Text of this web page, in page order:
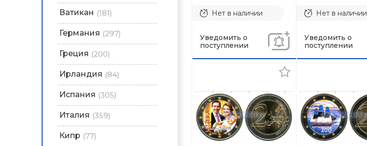
Ватикан (181)
Германия (297)
Греция (200)
Ирландия (84)
Испания (305)
Италия (359)
Кипр (77)
Нет в наличии
Уведомить о
поступлении
Нет в наличии
Уведомить о
поступлении